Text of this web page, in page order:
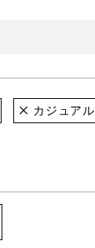
カジュアル